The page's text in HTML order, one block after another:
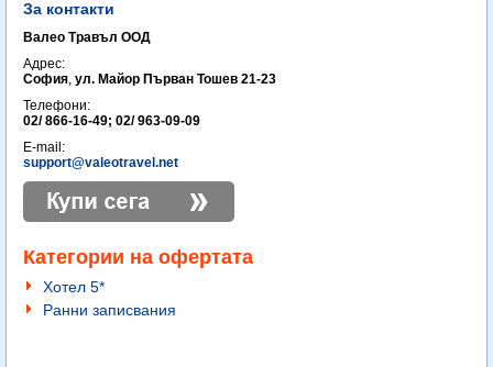
За контакти
Валео Травъл ООД
Адрес:
София, ул. Майор Първан Тошев 21-23
Телефони:
02/ 866-16-49; 02/ 963-09-09
E-mail:
support@valeotravel.net
Категории на офертата
Хотел 5*
Ранни записвания